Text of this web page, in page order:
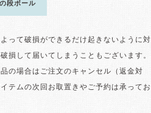
段ボール
って破損ができるだけ起きないように対
損して届いてしまうこともございます。
の場合はご注文のキャンセル（返金対
テムの次回お取置きやご予約は承ってお